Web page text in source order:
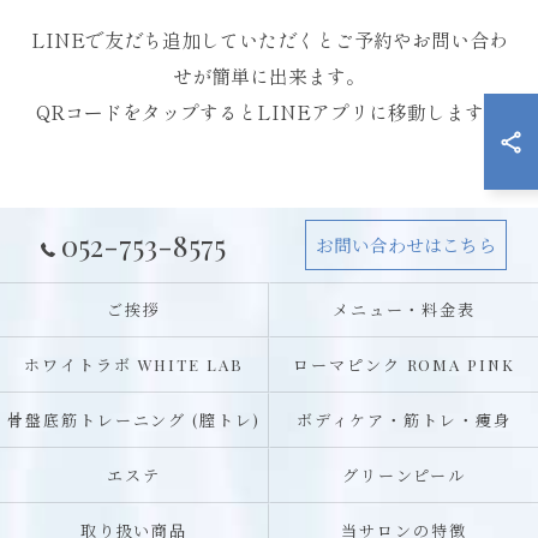
LINEで友だち追加していただくとご予約やお問い合わ
せが簡単に出来ます。
QRコードをタップするとLINEアプリに移動します。
052-753-8575 お問い合わせはこちら
ご挨拶 メニュー・料金表
ホワイトラボ WHITE LAB ローマピンク ROMA PINK
骨盤底筋トレーニング (膣トレ) ボディケア・筋トレ・痩身
エステ グリーンピール
取り扱い商品 当サロンの特徴